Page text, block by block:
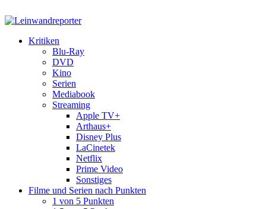
Kritiken
Blu-Ray
DVD
Kino
Serien
Mediabook
Streaming
Apple TV+
Arthaus+
Disney Plus
LaCinetek
Netflix
Prime Video
Sonstiges
Filme und Serien nach Punkten
1 von 5 Punkten